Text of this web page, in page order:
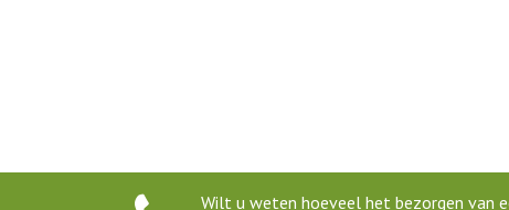
Wilt u weten hoeveel het bezorgen van